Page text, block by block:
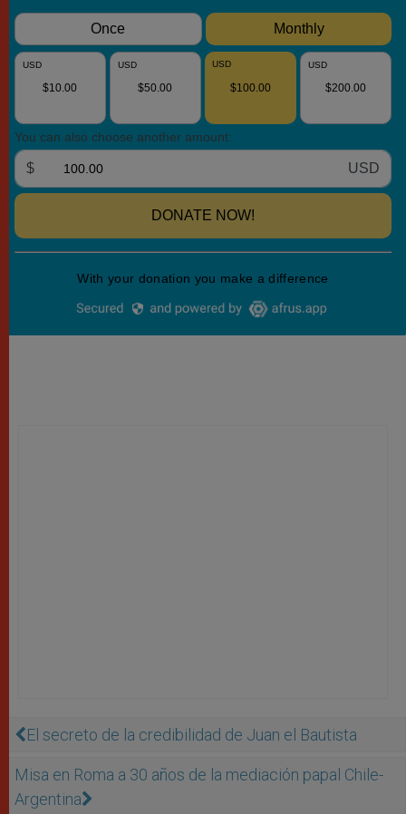
El secreto de la credibilidad de Juan el Bautista
Misa en Roma a 30 años de la mediación papal Chile-
Argentina